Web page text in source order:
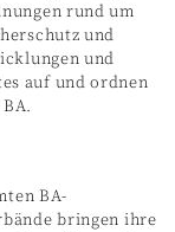
rund um
und
und
auf und ordnen
BA-
bringen ihre